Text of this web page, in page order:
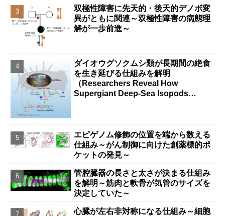
双極性障害に先天的・後天的デノボ変
異がともに関連～双極性障害の病態理
解が一歩前進～
ダイオウグソクムシ類が長期間の絶食
を生き延びる仕組みを解明
（Researchers Reveal How
Supergiant Deep-Sea Isopods
エピゲノム修飾の位置を端から数える
仕組み～がん制御に向けた創薬標的ポ
ケットの発見～
管腔臓器の長さと太さが決まる仕組み
を解明～筋肉と軟骨が気管のサイズを
決定していた～
心臓が左右非対称になる仕組み～細胞